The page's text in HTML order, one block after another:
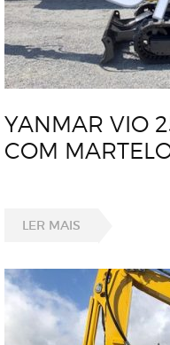
YANMAR VIO
COM
LER MAIS